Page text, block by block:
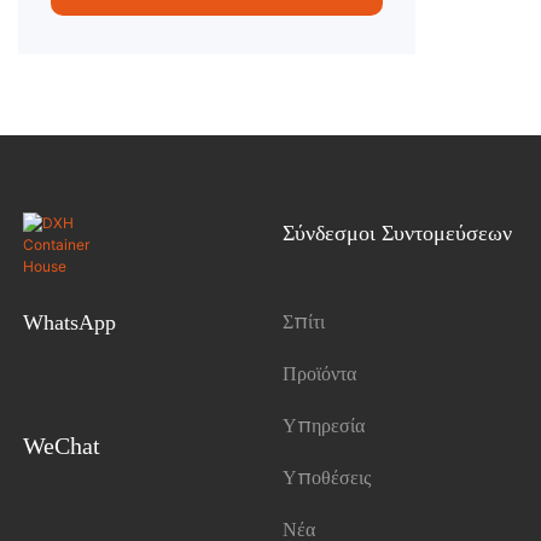
WhatsApp
WeChat
Σύνδεσμοι Συντομεύσεων
Σπίτι
Προϊόντα
Υπηρεσία
Υποθέσεις
Νέα